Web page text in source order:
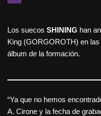
Los suecos SHINING han
King (GORGOROTH) en
álbum de la formación.
“Ya que no hemos
A. Cirone y la fecha de